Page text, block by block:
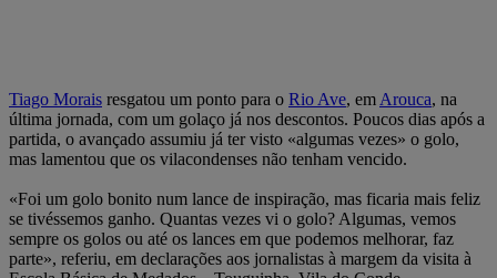
Tiago Morais resgatou um ponto para o Rio Ave, em Arouca, na
última jornada, com um golaço já nos descontos. Poucos dias após a
partida, o avançado assumiu já ter visto «algumas vezes» o golo,
mas lamentou que os vilacondenses não tenham vencido.
«Foi um golo bonito num lance de inspiração, mas ficaria mais feliz
se tivéssemos ganho. Quantas vezes vi o golo? Algumas, vemos
sempre os golos ou até os lances em que podemos melhorar, faz
parte», referiu, em declarações aos jornalistas à margem da visita à